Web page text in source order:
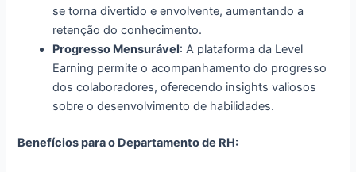
se torna divertido e envolvente, aumentando a
retenção do conhecimento.
Progresso Mensurável: A plataforma da Level
Earning permite o acompanhamento do progresso
dos colaboradores, oferecendo insights valiosos
sobre o desenvolvimento de habilidades.
Benefícios para o Departamento de RH: